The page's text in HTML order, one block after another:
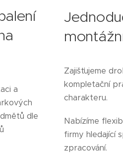
a
dle
Zajišťujeme
kompletační
charakteru.
Nabízíme
firmy hledající
zpracování.